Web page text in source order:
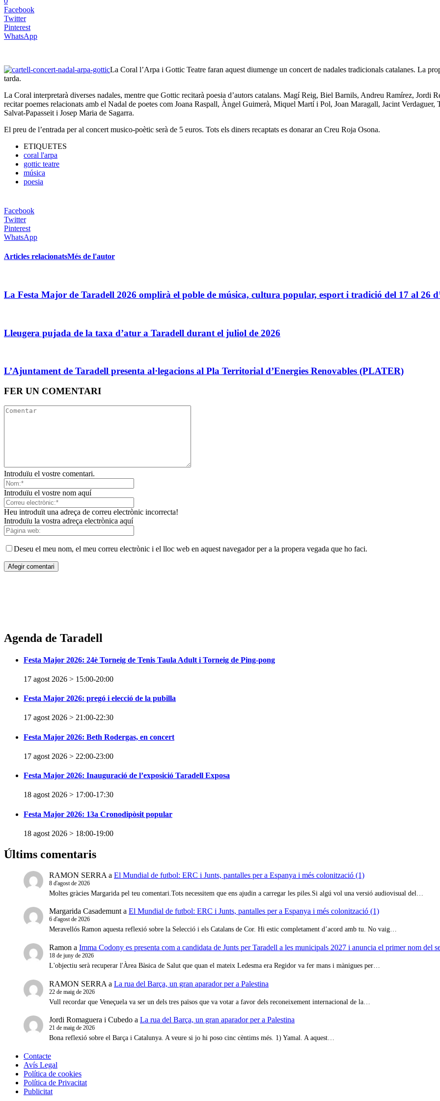
Facebook
Twitter
Pinterest
WhatsApp
La Coral l’Arpa i Gottic Teatre faran aquest diumenge un concert de nadales tradicionals catalanes. La
tarda.
La Coral interpretarà diverses nadales, mentre que Gottic recitarà poesia d’autors catalans. Magí Reig, Biel Barnils, Andreu Ramírez, Jordi
recitar poemes relacionats amb el Nadal de poetes com Joana Raspall, Àngel Guimerà, Miquel Martí i Pol, Joan Maragall, Jacint Verdaguer,
Salvat-Papasseit i Josep Maria de Sagarra.
El preu de l’entrada per al concert musico-poètic serà de 5 euros. Tots els diners recaptats es donarar an Creu Roja Osona.
ETIQUETES
coral l'arpa
gottic teatre
música
poesia
Facebook
Twitter
Pinterest
WhatsApp
Articles relacionatsMés de l'autor
La Festa Major de Taradell 2026 omplirà el poble de música, cultura popular, esport i tradició del 17 al 26
Lleugera pujada de la taxa d’atur a Taradell durant el juliol de 2026
L’Ajuntament de Taradell presenta al·legacions al Pla Territorial d’Energies Renovables (PLATER)
FER UN COMENTARI
Introduïu el vostre comentari.
Introduïu el vostre nom aquí
Heu introduït una adreça de correu electrònic incorrecta!
Introduïu la vostra adreça electrònica aquí
Deseu el meu nom, el meu correu electrònic i el lloc web en aquest navegador per a la propera vegada que ho faci.
Agenda de Taradell
Festa Major 2026: 24è Torneig de Tenis Taula Adult i Torneig de Ping-pong
17 agost 2026 > 15:00-20:00
Festa Major 2026: pregó i elecció de la pubilla
17 agost 2026 > 21:00-22:30
Festa Major 2026: Beth Rodergas, en concert
17 agost 2026 > 22:00-23:00
Festa Major 2026: Inauguració de l’exposició Taradell Exposa
18 agost 2026 > 17:00-17:30
Festa Major 2026: 13a Cronodipòsit popular
18 agost 2026 > 18:00-19:00
Últims comentaris
RAMON SERRA a El Mundial de futbol: ERC i Junts, pantalles per a Espanya i més colonització (1)
8 d'agost de 2026
Moltes gràcies Margarida pel teu comentari.Tots necessitem que ens ajudin a carregar les piles.Si algú vol una versió audiovisual del…
Margarida Casademunt a El Mundial de futbol: ERC i Junts, pantalles per a Espanya i més colonització (1)
6 d'agost de 2026
Meravellós Ramon aquesta reflexió sobre la Selecció i els Catalans de Cor. Hi estic completament d’acord amb tu. No vaig…
Ramon a Imma Codony es presenta com a candidata de Junts per Taradell a les municipals 2027 i anuncia el primer nom del
18 de juny de 2026
L'objectiu serà recuperar l'Àrea Bàsica de Salut que quan el mateix Ledesma era Regidor va fer mans i mànigues per…
RAMON SERRA a La rua del Barça, un gran aparador per a Palestina
22 de maig de 2026
Vull recordar que Veneçuela va ser un dels tres països que va votar a favor dels reconeixement internacional de la…
Jordi Romaguera i Cubedo a La rua del Barça, un gran aparador per a Palestina
21 de maig de 2026
Bona reflexió sobre el Barça i Catalunya. A veure si jo hi poso cinc cèntims més. 1) Yamal. A aquest…
Contacte
Avís Legal
Política de cookies
Política de Privacitat
Publicitat